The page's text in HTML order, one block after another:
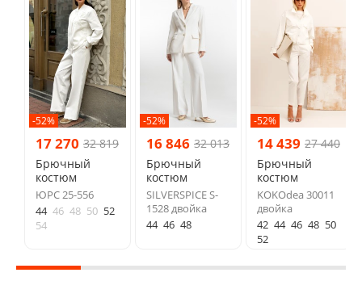
-52%
17 270 32 819
Брючный
костюм
ЮРС 25-556
44 46 48 50 52
54
-52%
16 846 32 013
Брючный
костюм
SILVERSPICE S-
1528 двойка
44 46 48
-52%
14 439 27 440
Брючный
костюм
KOKOdea 30011
двойка
42 44 46 48 50
52